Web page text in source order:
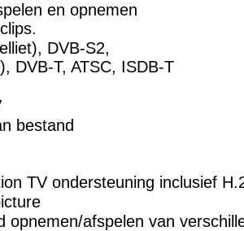
en opnemen
DVB-S2,
DVB-T, ATSC, ISDB-T
bestand
TV ondersteuning inclusief
opnemen/afspelen van